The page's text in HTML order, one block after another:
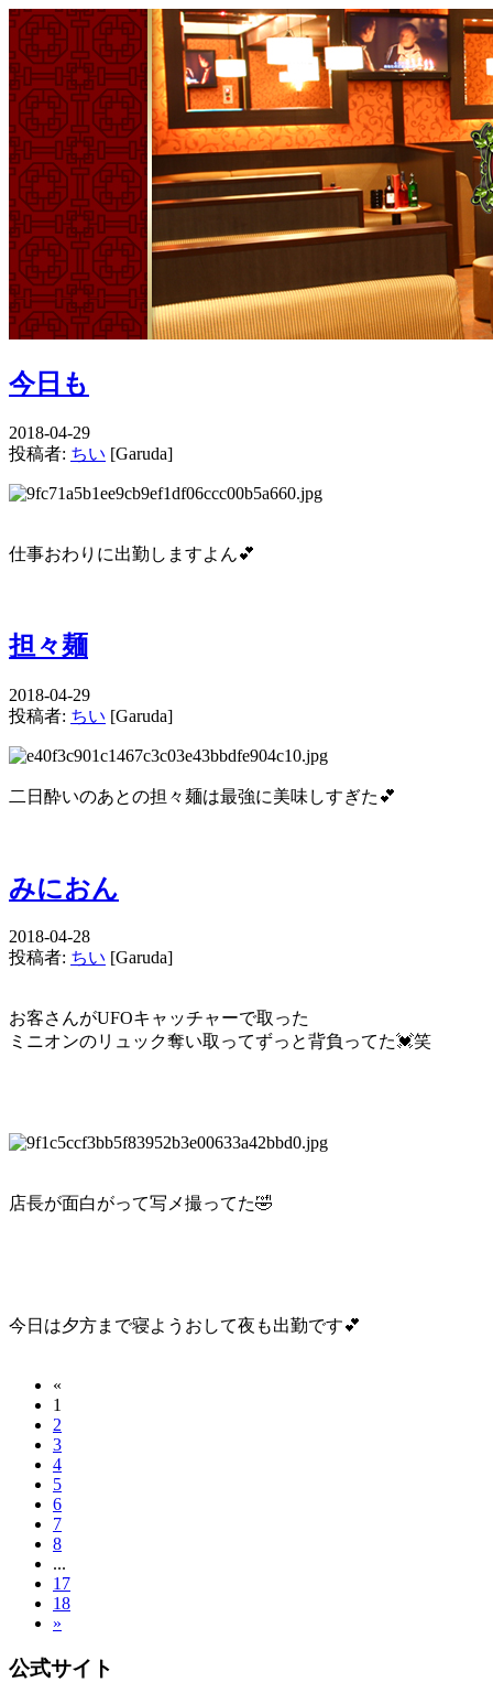
今日も
2018-04-29
投稿者: ちい [Garuda]
仕事おわりに出勤しますよん💕
担々麺
2018-04-29
投稿者: ちい [Garuda]
二日酔いのあとの担々麺は最強に美味しすぎた💕
みにおん
2018-04-28
投稿者: ちい [Garuda]
お客さんがUFOキャッチャーで取った
ミニオンのリュック奪い取ってずっと背負ってた💓笑
店長が面白がって写メ撮ってた🤣
今日は夕方まで寝ようおして夜も出勤です💕
«
1
2
3
4
5
6
7
8
...
17
18
»
公式サイト